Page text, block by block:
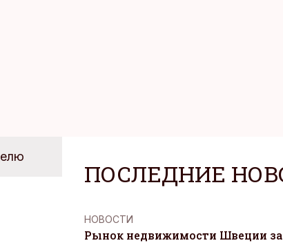
ПОСЛЕДНИЕ
НОВОСТИ
Рынок недвижимости Швеции